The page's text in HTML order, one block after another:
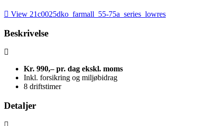
View 21c0025dko_farmall_55-75a_series_lowres
Beskrivelse
Kr. 990,– pr. dag ekskl. moms
Inkl. forsikring og miljøbidrag
8 driftstimer
Detaljer